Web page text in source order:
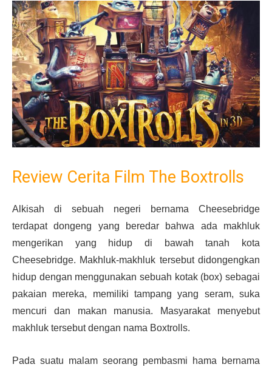
Review Cerita Film The Boxtrolls
Alkisah di sebuah negeri bernama Cheesebridge
terdapat dongeng yang beredar bahwa ada makhluk
mengerikan yang hidup di bawah tanah kota
Cheesebridge. Makhluk-makhluk tersebut didongengkan
hidup dengan menggunakan sebuah kotak (box) sebagai
pakaian mereka, memiliki tampang yang seram, suka
mencuri dan makan manusia. Masyarakat menyebut
makhluk tersebut dengan nama Boxtrolls.
Pada suatu malam seorang pembasmi hama bernama